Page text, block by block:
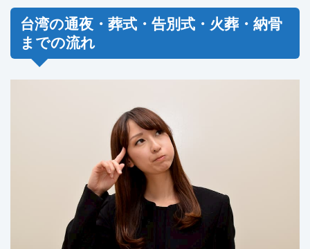
台湾の通夜・葬式・告別式・火葬・納骨
までの流れ